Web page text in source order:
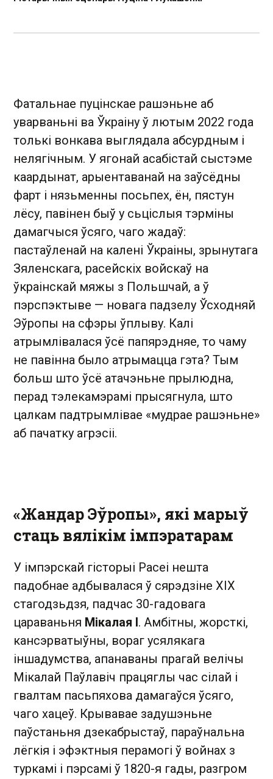
Фатальнае пуцінскае рашэньне аб
уварваньні ва Ўкраіну ў лютым 2022 года
толькі вонкава выглядала абсурдным і
нелягічным. У ягонай асабістай сыстэме
каардынат, арыентаванай на заўсёдны
фарт і нязьменны посьпех, ён, пястун
лёсу, павінен быў у сьціслыя тэрміны
дамагчыся ўсяго, чаго жадаў:
пастаўленай на калені Ўкраіны, зрынутага
Зяленскага, расейскіх войскаў на
ўкраінскай мяжы з Польшчай, а ў
пэрспэктыве — новага падзелу Ўсходняй
Эўропы на сфэры ўплыву. Калі
атрымлівалася ўсё папярэдняе, то чаму
не павінна было атрымацца гэта? Тым
больш што ўсё атачэньне прылюдна,
перад тэлекамэрамі прысягнула, што
цалкам падтрымлівае «мудрае рашэньне»
аб пачатку агрэсіі.
«Жандар Эўропы», які марыў
стаць вялікім імпэратарам
У імпэрскай гісторыі Расеі нешта
падобнае адбывалася ў сярэдзіне ХІХ
стагодзьдзя, падчас 30-гадовага
цараваньня Мікалая І . Амбітны, жорсткі,
кансэрватыўны, вораг усялякага
іншадумства, апанаваны прагай велічы
Мікалай Паўлавіч працяглы час сілай і
гвалтам пасьпяхова дамагаўся ўсяго,
чаго хацеў. Крывавае задушэньне
паўстаньня дзекабрыстаў, параўнальна
лёгкія і эфэктныя перамогі ў войнах з
туркамі і пэрсамі ў 1820-я гады, разгром